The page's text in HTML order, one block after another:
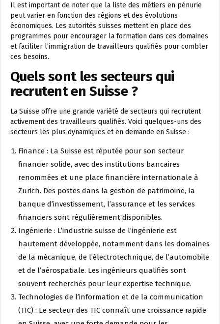
Il est important de noter que la liste des métiers en pénurie
peut varier en fonction des régions et des évolutions
économiques. Les autorités suisses mettent en place des
programmes pour encourager la formation dans ces domaines
et faciliter l’immigration de travailleurs qualifiés pour combler
ces besoins.
Quels sont les secteurs qui
recrutent en Suisse ?
La Suisse offre une grande variété de secteurs qui recrutent
activement des travailleurs qualifiés. Voici quelques-uns des
secteurs les plus dynamiques et en demande en Suisse :
Finance : La Suisse est réputée pour son secteur
financier solide, avec des institutions bancaires
renommées et une place financière internationale à
Zurich. Des postes dans la gestion de patrimoine, la
banque d’investissement, l’assurance et les services
financiers sont régulièrement disponibles.
Ingénierie : L’industrie suisse de l’ingénierie est
hautement développée, notamment dans les domaines
de la mécanique, de l’électrotechnique, de l’automobile
et de l’aérospatiale. Les ingénieurs qualifiés sont
souvent recherchés pour leur expertise technique.
Technologies de l’information et de la communication
(TIC) : Le secteur des TIC connaît une croissance rapide